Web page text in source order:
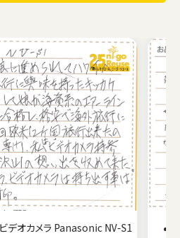
ビデオカメラ Panasonic NV-S1